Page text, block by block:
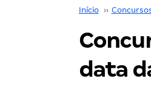
Início ››
data